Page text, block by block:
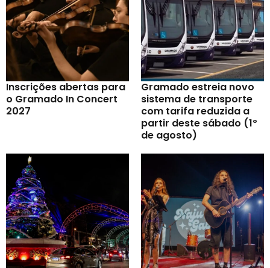
Inscrições abertas para
o Gramado In Concert
2027
Gramado estreia novo
sistema de transporte
com tarifa reduzida a
partir deste sábado (1º
de agosto)